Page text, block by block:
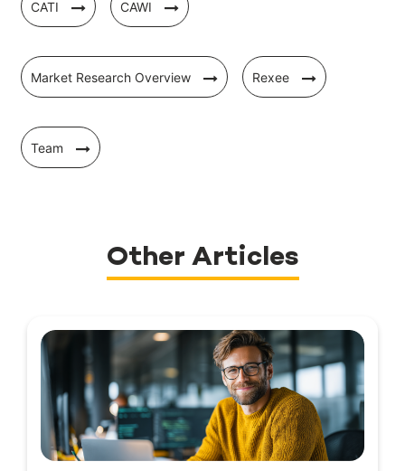
CATI CAWI
Market Research Overview Rexee
Team
Other Articles